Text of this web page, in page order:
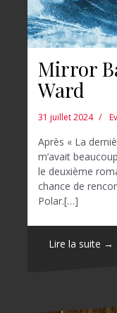
Mirror
Ward
31 juillet 2024
Après « La
m’avait
le deuxième
chance de
Polar.[…]
Lire la suite →